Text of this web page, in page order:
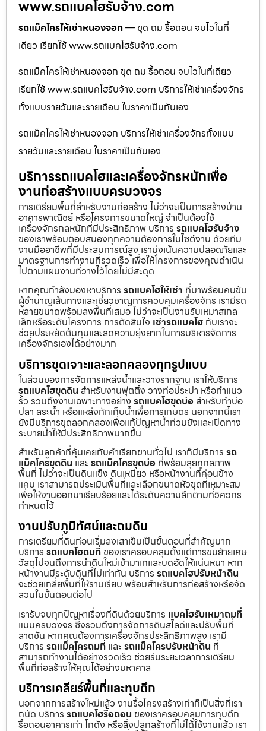
www.รถแบคโฮรับจ้าง.com
รถแม็คโครให้เช่าหนองจอก— ขุด ถม รื้อถอน จบไวในที่
เดียว เรียกใช้ www.รถแบคโฮรับจ้าง.com
รถแม็คโครให้เช่าหนองจอก ขุด ถม รื้อถอน จบไวในที่เดียว
เรียกใช้ www.รถแบคโฮรับจ้าง.com บริการให้เช่าเครื่องจักร
ทั้งแบบรายวันและรายเดือน ในราคาเป็นกันเอง
รถแม็คโครให้เช่าหนองจอก บริการให้เช่าเครื่องจักรทั้งแบบ
รายวันและรายเดือน ในราคาเป็นกันเอง
บริการรถแบคโฮและเครื่องจักรหนักเพื่อ
งานก่อสร้างแบบครบวงจร
การเตรียมพื้นที่สำหรับงานก่อสร้าง ไม่ว่าจะเป็นการสร้างบ้าน
อาคารพาณิชย์ หรือโครงการขนาดใหญ่ จำเป็นต้องใช้
เครื่องจักรกลหนักที่มีประสิทธิภาพ บริการ รถแบคโฮรับจ้าง
ของเราพร้อมตอบสนองทุกความต้องการในไซต์งาน ด้วยทีม
งานมืออาชีพที่มีประสบการณ์สูง เรามุ่งเน้นความปลอดภัยและ
มาตรฐานการทำงานที่รวดเร็ว เพื่อให้โครงการของคุณดำเนิน
ไปตามแผนงานที่วางไว้โดยไม่มีสะดุด
หากคุณกำลังมองหาบริการ รถแบคโฮให้เช่า ที่มาพร้อมคนขับ
ผู้ชำนาญเส้นทางและเชี่ยวชาญการควบคุมเครื่องจักร เรามีรถ
หลายขนาดพร้อมลงพื้นที่เสมอ ไม่ว่าจะเป็นงานรับเหมาสเกล
เล็กหรือระดับโครงการ การตัดสินใจ เช่ารถแบคโฮ กับเราจะ
ช่วยประหยัดต้นทุนและลดความยุ่งยากในการบริหารจัดการ
เครื่องจักรเองได้อย่างมาก
บริการขุดเจาะและลอกคลองทุกรูปแบบ
ในส่วนของการจัดการแหล่งน้ำและวางรากฐาน เราให้บริการ
รถแบคโฮขุดดิน สำหรับงานฟุตติ้ง วางท่อประปา หรือทำแนว
รั้ว รวมถึงงานเฉพาะทางอย่าง รถแบคโฮขุดบ่อ สำหรับทำบ่อ
ปลา สระน้ำ หรือแหล่งกักเก็บน้ำเพื่อการเกษตร นอกจากนี้เรา
ยังมีบริการขุดลอกคลองเพื่อแก้ปัญหาน้ำท่วมขังและเปิดทาง
ระบายน้ำให้มีประสิทธิภาพมากขึ้น
สำหรับลูกค้าที่คุ้นเคยกับคำเรียกขานทั่วไป เราก็มีบริการ รถ
แม็คโครขุดดิน และ รถแม็คโครขุดบ่อ ที่พร้อมลุยทุกสภาพ
พื้นที่ ไม่ว่าจะเป็นดินแข็ง ดินเหนียว หรือหน้างานที่ค่อนข้าง
แคบ เราสามารถประเมินพื้นที่และเลือกขนาดหัวขุดที่เหมาะสม
เพื่อให้งานออกมาเรียบร้อยและได้ระดับความลึกตามที่วิศวกร
กำหนดไว้
งานปรับภูมิทัศน์และถมดิน
การเตรียมที่ดินก่อนเริ่มลงเสาเข็มเป็นขั้นตอนที่สำคัญมาก
บริการ รถแบคโฮถมที่ ของเราครอบคลุมตั้งแต่การขนย้ายเศษ
วัสดุไปจนถึงการนำดินใหม่เข้ามาเทและบดอัดให้แน่นหนา หาก
หน้างานมีระดับดินที่ไม่เท่ากัน บริการ รถแบคโฮปรับหน้าดิน
จะช่วยเกลี่ยพื้นที่ให้ราบเรียบ พร้อมสำหรับการก่อสร้างหรือจัด
สวนในขั้นตอนต่อไป
เรารับจบทุกปัญหาเรื่องที่ดินด้วยบริการ แบคโฮรับเหมาถมที่
แบบครบวงจร ซึ่งรวมถึงการจัดการดินสไลด์และปรับพื้นที่
ลาดชัน หากคุณต้องการเครื่องจักรประสิทธิภาพสูง เรามี
บริการ รถแม็คโครถมที่ และ รถแม็คโครปรับหน้าดิน ที่
สามารถทำงานได้อย่างรวดเร็ว ช่วยร่นระยะเวลาการเตรียม
พื้นที่ก่อสร้างให้คุณได้อย่างมหาศาล
บริการเคลียร์พื้นที่และทุบตึก
นอกจากการสร้างใหม่แล้ว งานรื้อโครงสร้างเก่าก็เป็นสิ่งที่เรา
ถนัด บริการ รถแบคโฮรื้อถอน ของเราครอบคลุมการทุบตึก
รื้อถอนอาคารเก่า โกดัง หรือสิ่งปลูกสร้างที่ไม่ได้ใช้งานแล้ว เรา